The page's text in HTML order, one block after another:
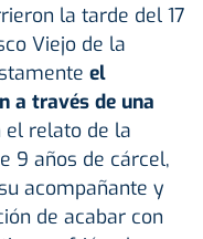
la tarde del 17
Viejo de la
el
a través de una
el relato de la
9 años de cárcel,
acompañante y
de acabar con